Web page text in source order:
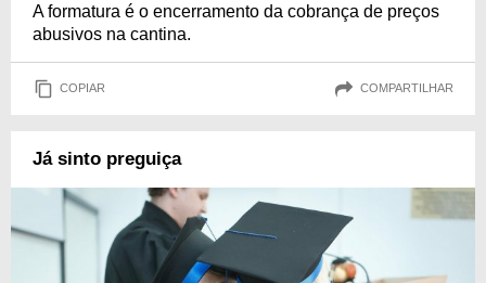
A formatura é o encerramento da cobrança de preços
abusivos na cantina.
COPIAR COMPARTILHAR
Já sinto preguiça